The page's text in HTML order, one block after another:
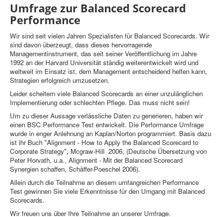
Umfrage zur Balanced Scorecard
Performance
Wir sind seit vielen Jahren Spezialisten für Balanced Scorecards. Wir
sind davon überzeugt, dass dieses hervorragende
Managementinstrument, das seit seiner Veröffentlichung im Jahre
1992 an der Harvard Universität ständig weiterentwickelt wird und
weltweit im Einsatz ist, dem Management entscheidend helfen kann,
Strategien erfolgreich umzusetzen.
Leider scheitern viele Balanced Scorecards an einer unzulänglichen
Implementierung oder schlechten Pflege. Das muss nicht sein!
Um zu dieser Aussage verlässliche Daten zu generieren, haben wir
einen BSC Performance Test entwickelt. Die Performance Umfrage
wurde in enger Anlehnung an Kaplan/Norton programmiert. Basis dazu
ist ihr Buch "Alignment - How to Apply the Balanced Scorecard to
Corporate Strategy", Mcgraw-Hill 2006, (Deutsche Übersetzung von
Peter Horvath, u.a., Alignment - Mit der Balanced Scorecard
Synergien schaffen, Schäffer-Poeschel 2006).
Allein durch die Teilnahme an diesem umfangreichen Performance
Test gewinnen Sie viele Erkenntnisse für den Umgang mit Balanced
Scorecards.
Wir freuen uns über Ihre Teilnahme an unserer Umfrage.